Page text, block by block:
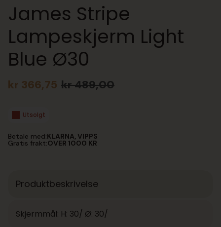
James Stripe
Lampeskjerm Light
Blue Ø30
kr489,00
Opprinnelig
var:
kr 489,00.
kr 366,75
Nåværende
er:
kr 366,75.
Utsolgt
Betale med:KLARNA, VIPPS
Gratis frakt:OVER 1000 KR
Produktbeskrivelse
Skjermmål: H: 30/ Ø: 30/